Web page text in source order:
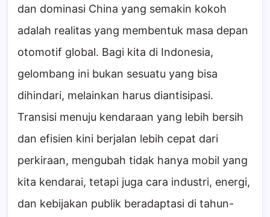
dan dominasi China yang semakin kokoh
adalah realitas yang membentuk masa depan
otomotif global. Bagi kita di Indonesia,
gelombang ini bukan sesuatu yang bisa
dihindari, melainkan harus diantisipasi.
Transisi menuju kendaraan yang lebih bersih
dan efisien kini berjalan lebih cepat dari
perkiraan, mengubah tidak hanya mobil yang
kita kendarai, tetapi juga cara industri, energi,
dan kebijakan publik beradaptasi di tahun-